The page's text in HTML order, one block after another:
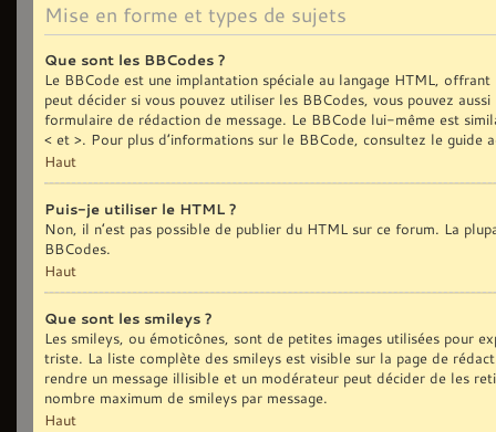
Mise en forme et types de sujets
Que sont les BBCodes ?
Le BBCode est une implantation spéciale au langage HTML,
peut décider si vous pouvez utiliser les BBCodes, vous pouvez
formulaire de rédaction de message. Le BBCode lui-même est
< et >. Pour plus d’informations sur le BBCode, consultez le guide
Haut
Puis-je utiliser le HTML ?
Non, il n’est pas possible de publier du HTML sur ce forum. La
BBCodes.
Haut
Que sont les smileys ?
Les smileys, ou émoticônes, sont de petites images utilisées pour
triste. La liste complète des smileys est visible sur la page de
rendre un message illisible et un modérateur peut décider de les
nombre maximum de smileys par message.
Haut